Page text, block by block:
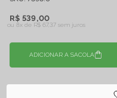
R$ 539,00
ou 8x de R$ 67,37 sem juros
ADICIONAR A SACOLA